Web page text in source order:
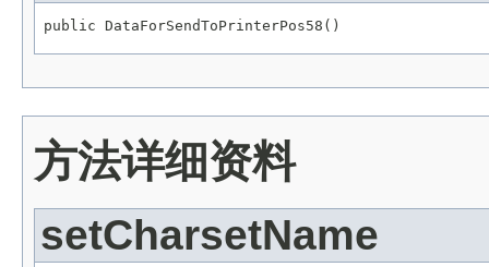
public DataForSendToPrinterPos58()
方法详细资料
setCharsetName